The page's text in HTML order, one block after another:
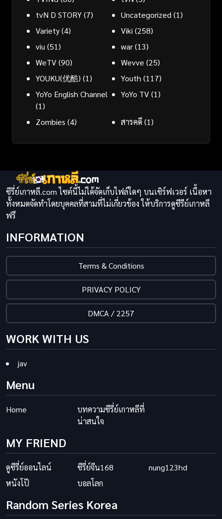
tvN D STORY(7) Uncategorized (1)
Variety(4) Viki (258)
viu (51) war(13)
WeTV(90) Wevve (25)
YOUKU(优酷) (1) Youth (117)
YoYo English Channel
(1)
YoYo TV(1)
Zombies (4) สารคดี(1)
ซีรี่ย์เกาหลี.com ไซต์นี้ไม่ได้จัดเก็บไฟล์ใดๆ บนเซิร์ฟเวอร์ เนื้อหา
ทั้งหมดจัดทำโดยบุคคลที่สามที่ไม่เกี่ยวข้อง ให้บริการดูซีรีย์เกาหลี
ฟรี
INFORMATION
Terms & Conditions
PRIVACY POLICY
DMCA / 2257
WORK WITH US
jav
Menu
Home
บทความซีรี่ย์เกาหลีที่
น่าสนใจ
MY FRIEND
ดูซีรี่ย์ออนไลน์ ซีรี่ย์จีน168
nung123hd
หนังโป๊
บอลโลก
Random Series Korea